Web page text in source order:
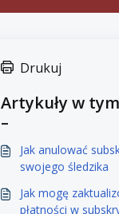
Drukuj
Artykuły w
–
Jak anulować
swojego śledzika
Jak mogę
płatności w